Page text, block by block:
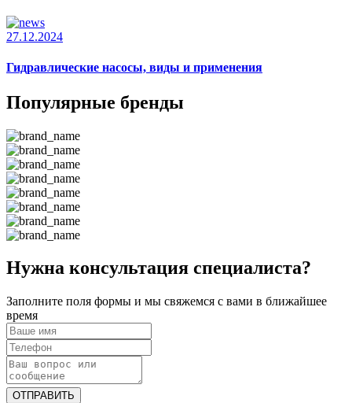
27.12.2024
Гидравлические насосы, виды и применения
Популярные бренды
Нужна консультация специалиста?
Заполните поля формы и мы свяжемся с вами в ближайшее
время
ОТПРАВИТЬ